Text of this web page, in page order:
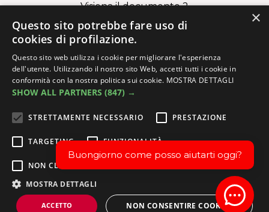
Visiona il documento 2
Via dei Salesiani 15 – 30174 Mestre (VE)
info@issm.it|ittsanmarco@issm.it|info.fcs@issm.it
©2024 Istituto Salesiano San Marco - Via dei Salesiani, 15 -
30174 Venezia- Mestre - P.IVA 02173980273 - C.F.
×
Questo sito potrebbe fare uso di
cookies di profilazione.
Questo sito web utilizza i cookie per migliorare l'esperienza
dell'utente. Utilizzando il nostro sito Web, accetti tutti i cookie in
conformità con la nostra politica sui cookie. MOSTRA DETTAGLI
SHOW ALL PARTNERS (847) →
STRETTAMENTE NECESSARIO PRESTAZIONE
TARGETING FUNZIONALITÀ
NON CLASSIFICATI
MOSTRA DETTAGLI
ACCETTO NON CONSENTIRE COOKIES Open
Buongiorno come posso aiutarti oggi?